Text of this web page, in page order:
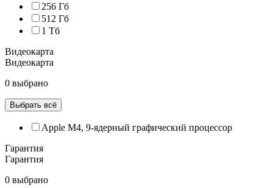
256 Гб
512 Гб
1 Тб
Видеокарта
Видеокарта
0 выбрано
Выбрать всё
Apple M4, 9‑ядерный графический процессор
Гарантия
Гарантия
0 выбрано